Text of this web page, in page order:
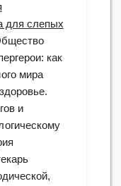
для слепых
как
мира
и